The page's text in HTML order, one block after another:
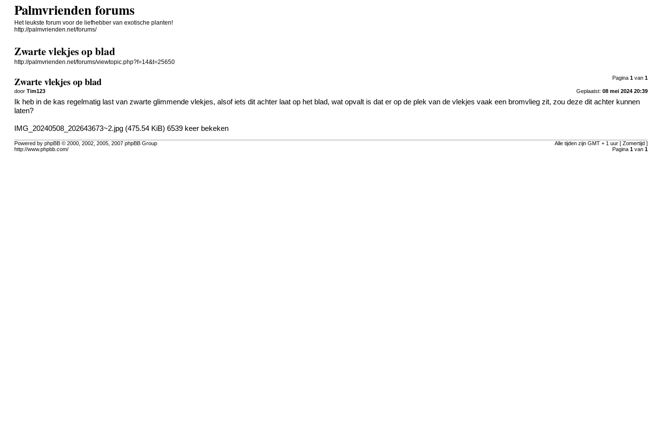
Palmvrienden forums
Het leukste forum voor de liefhebber van exotische planten!
http://palmvrienden.net/forums/
Zwarte vlekjes op blad
http://palmvrienden.net/forums/viewtopic.php?f=14&t=25650
Pagina 1van 1
Zwarte vlekjes op blad
Geplaatst: 08 mei 2024 20:39
doorTim123
Ik heb in de kas regelmatig last van zwarte glimmende vlekjes, alsof iets dit achter laat op het blad, wat opvalt is dat er op de plek van de vlekjes vaak een bromvlieg zit, zou deze dit achter kunnen
laten?
IMG_20240508_202643673~2.jpg (475.54 KiB) 6539 keer bekeken
Alle tijden zijn GMT + 1 uur [ Zomertijd ]
Pagina 1van 1
Powered by phpBB © 2000, 2002, 2005, 2007 phpBB Group
http://www.phpbb.com/